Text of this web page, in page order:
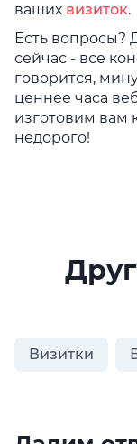
ваших визиток.
Есть вопросы?
сейчас - все
говорится,
ценнее часа
изготовим вам
недорого!
Визитки